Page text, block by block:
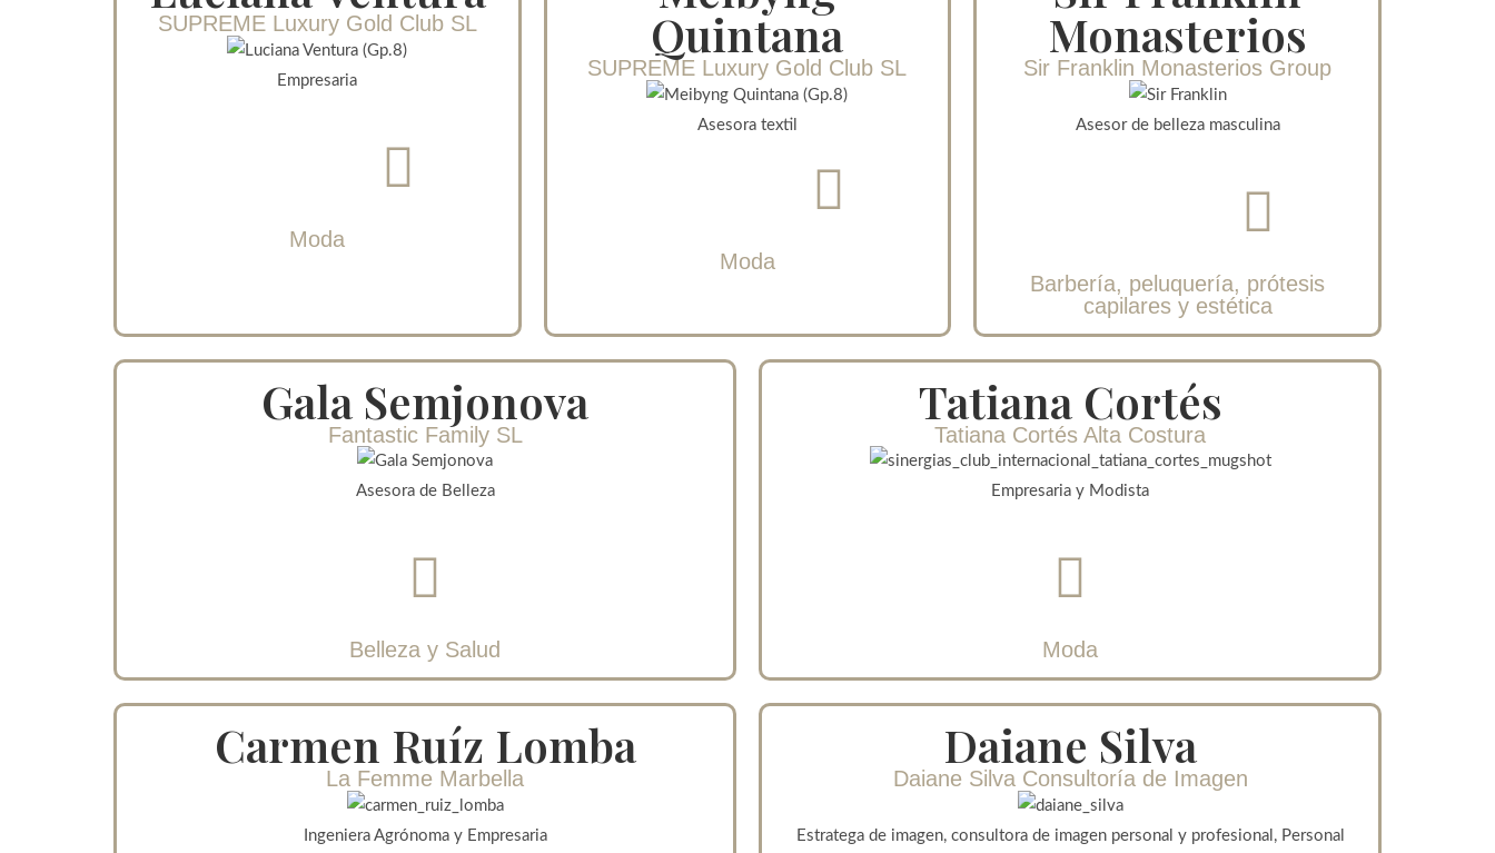
SUPREME Luxury Gold Club SL
Empresaria
Moda
Quintana
SUPREME Luxury Gold Club SL
Asesora textil
Moda
Monasterios
Sir Franklin Monasterios Group
Asesor de belleza masculina
Barbería, peluquería, prótesis
capilares y estética
Gala Semjonova
Fantastic Family SL
Asesora de Belleza
Belleza y Salud
Tatiana Cortés
Tatiana Cortés Alta Costura
Empresaria y Modista
Moda
Carmen Ruíz Lomba
La Femme Marbella
Ingeniera Agrónoma y Empresaria
Daiane Silva
Daiane Silva Consultoría de Imagen
Estratega de imagen, consultora de imagen personal y profesional, Personal